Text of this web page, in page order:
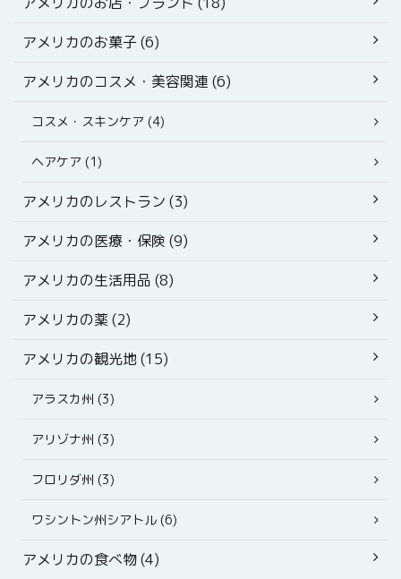
アメリカのお菓子 (6)
アメリカのコスメ・美容関連 (6)
コスメ・スキンケア (4)
ヘアケア (1)
アメリカのレストラン (3)
アメリカの医療・保険 (9)
アメリカの生活用品 (8)
アメリカの薬 (2)
アメリカの観光地 (15)
アラスカ州 (3)
アリゾナ州 (3)
フロリダ州 (3)
ワシントン州シアトル (6)
アメリカの食べ物 (4)